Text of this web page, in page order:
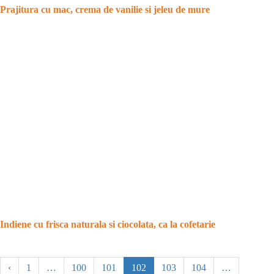
Prajitura cu mac, crema de vanilie si jeleu de mure
Indiene cu frisca naturala si ciocolata, ca la cofetarie
‹ 1 … 100 101 102 103 104 …